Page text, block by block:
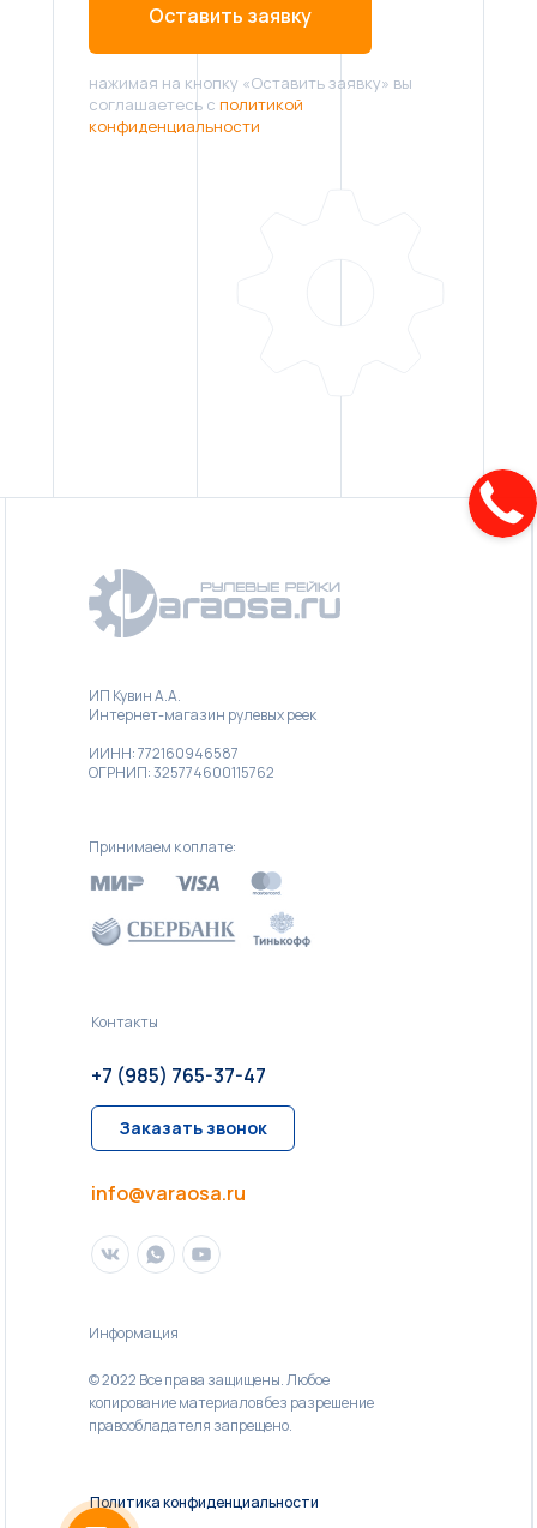
Оставить заявку
нажимая на кнопку «Оставить заявку» вы
соглашаетесь с политикой
конфиденциальности
Принимаем к оплате:
Контакты
ИП Кувин А.А.
Интернет-магазин рулевых реек
ИИНН: 772160946587
ОГРНИП: 325774600115762
© 2022 Все права защищены. Любое
копирование материалов без разрешение
правообладателя запрещено.
Информация
info@varaosa.ru
+7 (985) 765-37-47
Заказать звонок
Политика конфиденциальности